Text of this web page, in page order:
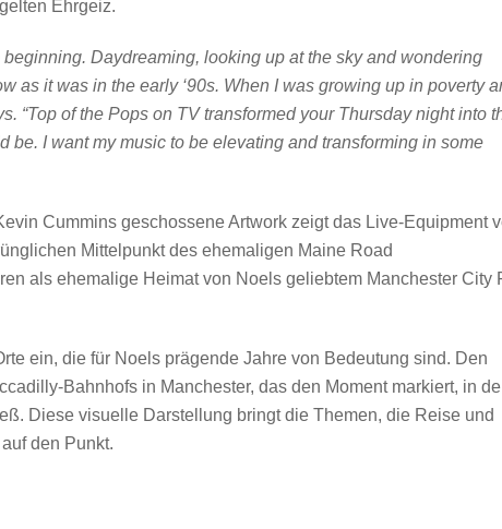
Ehrgeiz.
beginning. Daydreaming, looking up at the sky and wondering
as it was in the early ‘90s. When I was growing up in poverty
“Top of the Pops on TV transformed your Thursday night into
be. I want my music to be elevating and transforming in some
Cummins geschossene Artwork zeigt das Live-Equipment
Mittelpunkt des ehemaligen Maine Road
als ehemalige Heimat von Noels geliebtem Manchester City
ein, die für Noels prägende Jahre von Bedeutung sind. Den
Bahnhofs in Manchester, das den Moment markiert, in
Diese visuelle Darstellung bringt die Themen, die Reise und
den Punkt.